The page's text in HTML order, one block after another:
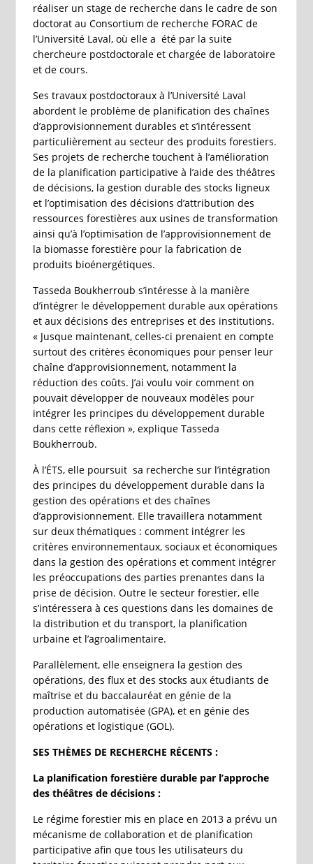
réaliser un stage de recherche dans le cadre de son
doctorat au Consortium de recherche FORAC de
l’Université Laval, où elle a été par la suite
chercheure postdoctorale et chargée de laboratoire
et de cours.
Ses travaux postdoctoraux à l’Université Laval
abordent le problème de planification des chaînes
d’approvisionnement durables et s’intéressent
particulièrement au secteur des produits forestiers.
Ses projets de recherche touchent à l’amélioration
de la planification participative à l’aide des théâtres
de décisions, la gestion durable des stocks ligneux
et l’optimisation des décisions d’attribution des
ressources forestières aux usines de transformation
ainsi qu’à l’optimisation de l’approvisionnement de
la biomasse forestière pour la fabrication de
produits bioénergétiques.
Tasseda Boukherroub s’intéresse à la manière
d’intégrer le développement durable aux opérations
et aux décisions des entreprises et des institutions.
« Jusque maintenant, celles-ci prenaient en compte
surtout des critères économiques pour penser leur
chaîne d’approvisionnement, notamment la
réduction des coûts. J’ai voulu voir comment on
pouvait développer de nouveaux modèles pour
intégrer les principes du développement durable
dans cette réflexion », explique Tasseda
Boukherroub.
À l’ÉTS, elle poursuit sa recherche sur l’intégration
des principes du développement durable dans la
gestion des opérations et des chaînes
d’approvisionnement. Elle travaillera notamment
sur deux thématiques : comment intégrer les
critères environnementaux, sociaux et économiques
dans la gestion des opérations et comment intégrer
les préoccupations des parties prenantes dans la
prise de décision. Outre le secteur forestier, elle
s’intéressera à ces questions dans les domaines de
la distribution et du transport, la planification
urbaine et l’agroalimentaire.
Parallèlement, elle enseignera la gestion des
opérations, des flux et des stocks aux étudiants de
maîtrise et du baccalauréat en génie de la
production automatisée (GPA), et en génie des
opérations et logistique (GOL).
SES THÈMES DE RECHERCHE RÉCENTS :
La planification forestière durable par l’approche
des théâtres de décisions :
Le régime forestier mis en place en 2013 a prévu un
mécanisme de collaboration et de planification
participative afin que tous les utilisateurs du